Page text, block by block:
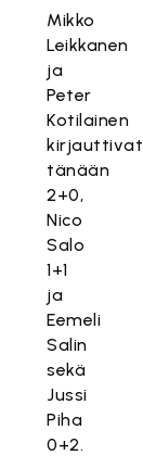
Mikko
Leikkanen
ja
Peter
Kotilainen
kirjauttivat
tänään
2+0,
Nico
Salo
1+1
ja
Eemeli
Salin
sekä
Jussi
Piha
0+2.